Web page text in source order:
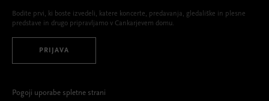
Bodite prvi, ki boste izvedeli, katere koncerte, predavanja, gledališke in plesne
predstave in drugo pripravljamo v Cankarjevem domu.
PRIJAVA
Pogoji uporabe spletne strani